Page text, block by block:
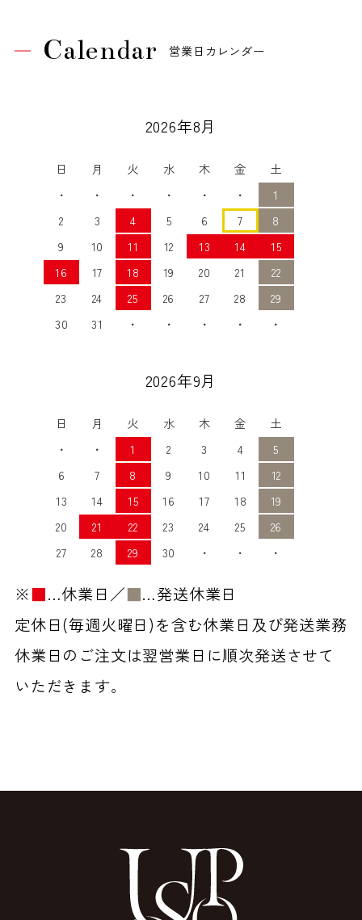
Calendar 営業日カレンダー
2026年8月
日 月 火 水 木 金
土
・
・ ・ ・ ・ ・
1
2
3 4 5 6 7
8
9
10 11 12 13 14
15
16
17 18 19 20 21
22
23
24 25 26 27 28
29
30
31 ・ ・ ・ ・ ・
2026年9月
日 月 火 水 木 金
土
・
・ 1 2 3 4
5
6
7 8 9 10 11
12
13
14 15 16 17 18
19
20
21 22 23 24 25
26
27
28 29 30 ・ ・ ・
※■…休業日／■…発送休業日
定休日(毎週火曜日)を含む休業日及び発送業務
休業日のご注文は翌営業日に順次発送させて
いただきます。